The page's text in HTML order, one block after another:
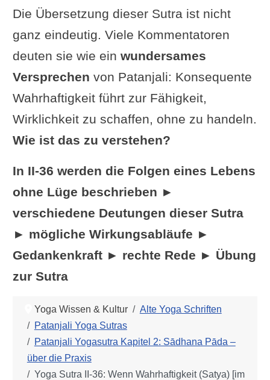
Die Übersetzung dieser Sutra ist nicht
ganz eindeutig. Viele Kommentatoren
deuten sie wie ein wundersames
Versprechen von Patanjali: Konsequente
Wahrhaftigkeit führt zur Fähigkeit,
Wirklichkeit zu schaffen, ohne zu handeln.
Wie ist das zu verstehen?
In II-36 werden die Folgen eines Lebens
ohne Lüge beschrieben ►
verschiedene Deutungen dieser Sutra
► mögliche Wirkungsabläufe ►
Gedankenkraft ► rechte Rede ► Übung
zur Sutra
Yoga Wissen & Kultur
Alte Yoga Schriften
Patanjali Yoga Sutras
Patanjali Yogasutra Kapitel 2: Sādhana Pāda –
über die Praxis
Yoga Sutra II-36: Wenn Wahrhaftigkeit (Satya) [im